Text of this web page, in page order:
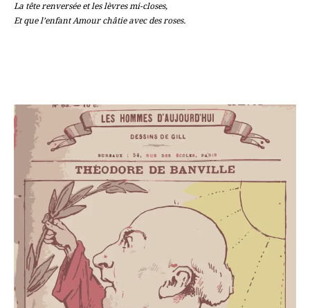
La tête renversée et les lèvres mi-closes,
Et que l’enfant Amour châtie avec des roses.